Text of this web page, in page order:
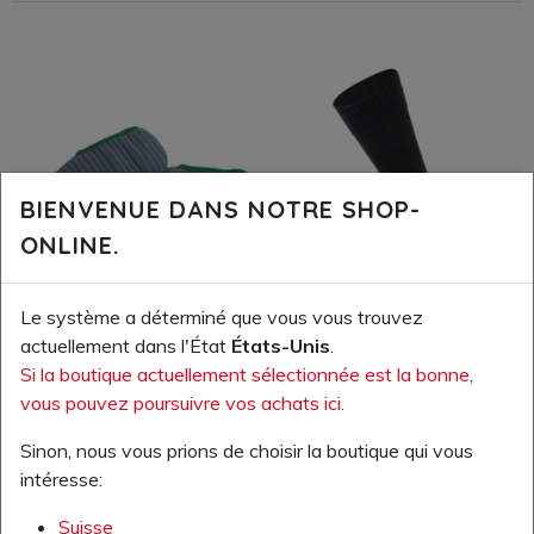
Votre prix TVA excl.:
6 500,00 HUF
Chausettes Bama pour
bottes
Votre prix TVA excl.:
4 300,00 HUF
Chausettes de travail, Staff
BIENVENUE DANS NOTRE SHOP-
ONLINE.
Le système a déterminé que vous vous trouvez
actuellement dans l'État États-Unis.
Si la boutique actuellement sélectionnée est la bonne,
vous pouvez poursuivre vos achats ici.
Sinon, nous vous prions de choisir la boutique qui vous
intéresse:
Suisse